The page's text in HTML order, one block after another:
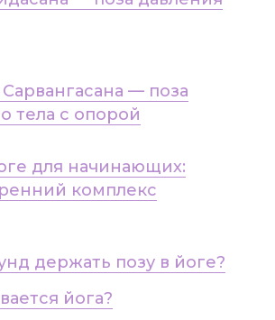
— поза
тела с опорой
для начинающих:
комплекс
держать позу в йоге?
йога?